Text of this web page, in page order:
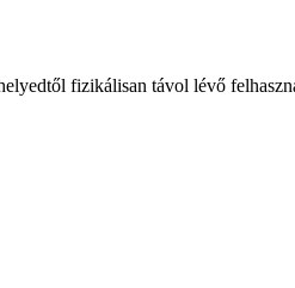
fizikálisan távol lévő